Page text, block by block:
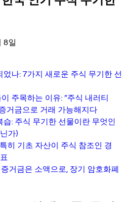
8일
나: 7가지 새로운 주식 무기한 선
주목하는 이유: “주식 내러티
거금으로 거래 가능해지다
: 주식 무기한 선물이란 무엇인
가)
히 기초 자산이 주식 참조인 경
거금은 소액으로, 장기 암호화폐